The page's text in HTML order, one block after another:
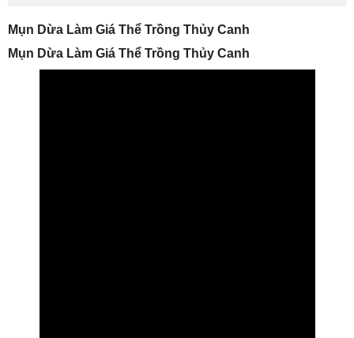
Mụn Dừa Làm Giá Thể Trồng Thủy Canh
Mụn Dừa Làm Giá Thể Trồng Thủy Canh